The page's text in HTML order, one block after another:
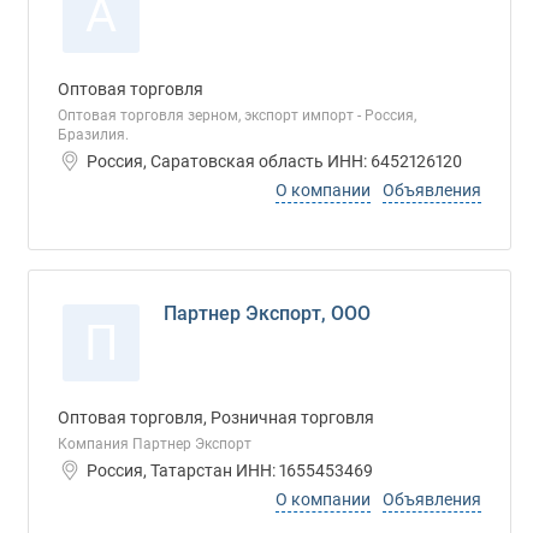
Оптовая торговля
Оптовая торговля зерном, экспорт импорт - Россия,
Бразилия.
Россия, Саратовская область ИНН: 6452126120
О компании
Объявления
Партнер Экспорт, ООО
Оптовая торговля, Розничная торговля
Компания Партнер Экспорт
Россия, Татарстан ИНН: 1655453469
О компании
Объявления